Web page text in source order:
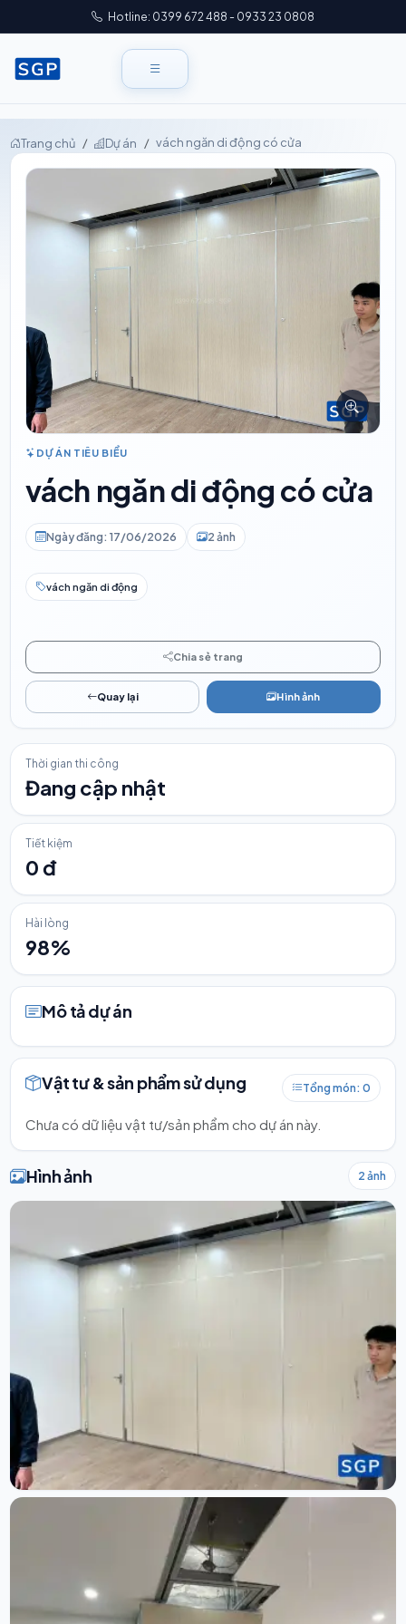
Hotline: 0399 672 488 - 0933 23 0808
Trang chủ Dự án vách ngăn di động có cửa
DỰ ÁN TIÊU BIỂU
vách ngăn di động có cửa
Ngày đăng: 17/06/2026 2 ảnh
vách ngăn di động
Chia sẻ trang
Quay lại Hình ảnh
Thời gian thi công
Đang cập nhật
Tiết kiệm
0 đ
Hài lòng
98%
Mô tả dự án
Vật tư & sản phẩm sử dụng Tổng món: 0
Chưa có dữ liệu vật tư/sản phẩm cho dự án này.
Hình ảnh 2 ảnh